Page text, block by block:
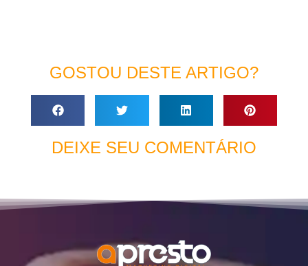
GOSTOU DESTE ARTIGO?
DEIXE SEU COMENTÁRIO